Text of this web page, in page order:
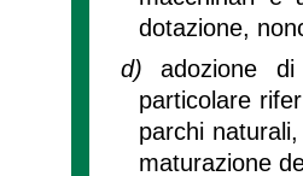
dotazione,
d)adozione
particolare
parchi
maturazione